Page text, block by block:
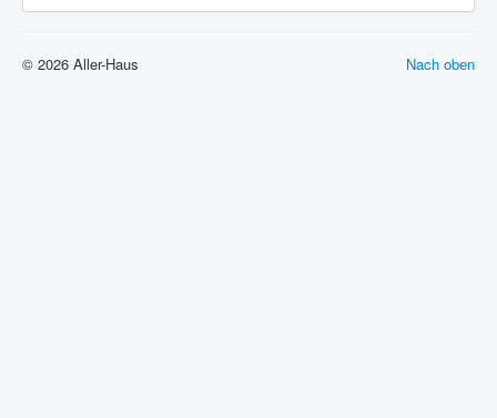
Nach oben
© 2026 Aller-Haus